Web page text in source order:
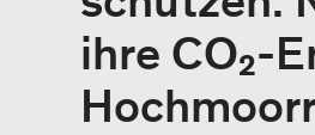
ihre CO₂-